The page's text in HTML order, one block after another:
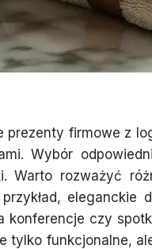
prezenty firmowe z
Wybór
Warto rozważyć
konferencje czy
tylko funkcjonalne,